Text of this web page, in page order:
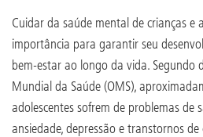
Cuidar da saúde mental de crianças e
importância para garantir seu
bem-estar ao longo da vida. Segundo
Mundial da Saúde (OMS),
adolescentes sofrem de problemas de
ansiedade, depressão e transtornos